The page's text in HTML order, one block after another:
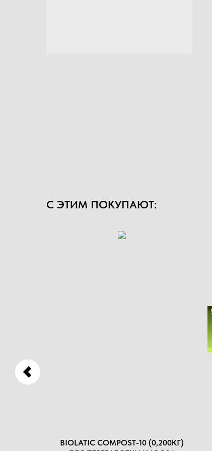
С ЭТИМ ПОКУПАЮТ:
BIOLATIC COMPOST-10 (0,200КГ)